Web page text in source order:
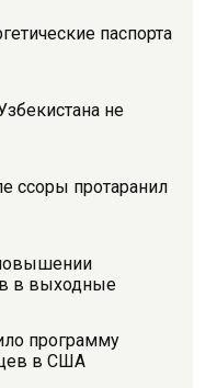
паспорта
не
ссоры протаранил
в выходные
программу
в США